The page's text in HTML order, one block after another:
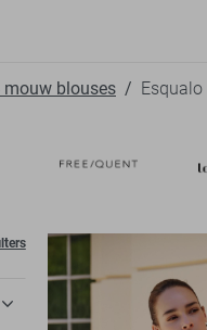
mouw blouses Esqualo